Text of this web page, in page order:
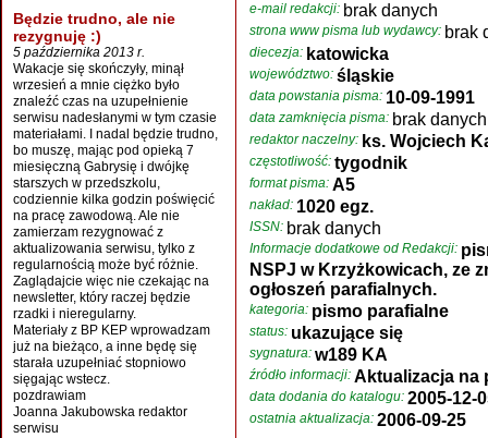
Będzie trudno, ale nie
rezygnuję :)
5 października 2013 r.
Wakacje się skończyły, minął
wrzesień a mnie ciężko było
znaleźć czas na uzupełnienie
serwisu nadesłanymi w tym czasie
materiałami. I nadal będzie trudno,
bo muszę, mając pod opieką 7
miesięczną Gabrysię i dwójkę
starszych w przedszkolu,
codziennie kilka godzin poświęcić
na pracę zawodową. Ale nie
zamierzam rezygnować z
aktualizowania serwisu, tylko z
regularnością może być różnie.
Zaglądajcie więc nie czekając na
newsletter, który raczej będzie
rzadki i nieregularny.
Materiały z BP KEP wprowadzam
już na bieżąco, a inne będę się
starała uzupełniać stopniowo
sięgając wstecz.
pozdrawiam
Joanna Jakubowska redaktor
serwisu
e-mail redakcji: brak danych
strona www pisma lub wydawcy: brak
diecezja: katowicka
województwo: śląskie
data powstania pisma: 10-09-1991
data zamknięcia pisma: brak danych
redaktor naczelny: ks. Wojciech
częstotliwość: tygodnik
format pisma: A5
nakład: 1020 egz.
ISSN: brak danych
Informacje dodatkowe od Redakcji:
NSPJ w Krzyżkowicach, ze
ogłoszeń parafialnych.
kategoria: pismo parafialne
status: ukazujące się
sygnatura: w189 KA
źródło informacji: Aktualizacja na
data dodania do katalogu: 2005-12-
ostatnia aktualizacja: 2006-09-25